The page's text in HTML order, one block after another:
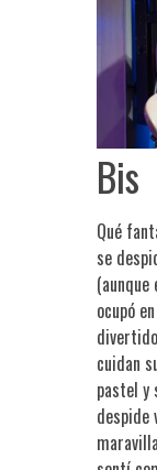
Bis
Qué
se
(aunque
ocupó
cuidan
pastel y
despide